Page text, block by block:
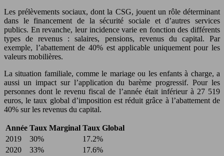
Les prélèvements sociaux, dont la CSG, jouent un rôle déterminant
dans le financement de la sécurité sociale et d’autres services
publics. En revanche, leur incidence varie en fonction des différents
types de revenus : salaires, pensions, revenus du capital. Par
exemple, l’abattement de 40% est applicable uniquement pour les
valeurs mobilières.
La situation familiale, comme le mariage ou les enfants à charge, a
aussi un impact sur l’application du barème progressif. Pour les
personnes dont le revenu fiscal de l’année était inférieur à 27 519
euros, le taux global d’imposition est réduit grâce à l’abattement de
40% sur les revenus du capital.
Année Taux Marginal Taux Global
2019
30%
17.2%
2020
33%
17.6%